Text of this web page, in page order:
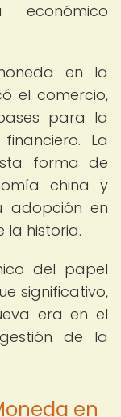
económico
en la
el comercio,
para la
La
forma de
china y
adopción en
la historia.
del papel
significativo,
era en el
de la
en